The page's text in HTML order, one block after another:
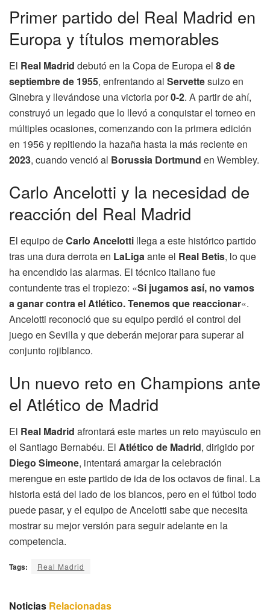
Primer partido del Real Madrid en
Europa y títulos memorables
El Real Madrid debutó en la Copa de Europa el 8 de
septiembre de 1955, enfrentando al Servettesuizo en
Ginebra y llevándose una victoria por0-2. A partir de ahí,
construyó un legado que lo llevó a conquistar el torneo en
múltiples ocasiones, comenzando con la primera edición
en 1956 y repitiendo la hazaña hasta la más reciente en
2023, cuando venció al Borussia Dortmund en Wembley.
Carlo Ancelotti y la necesidad de
reacción del Real Madrid
El equipo deCarlo Ancelotti llega a este histórico partido
tras una dura derrota en LaLigaante el Real Betis, lo que
ha encendido las alarmas. El técnico italiano fue
contundente tras el tropiezo: «Si jugamos así, no vamos
a ganar contra el Atlético. Tenemos que reaccionar«.
Ancelotti reconoció que su equipo perdió el control del
juego en Sevilla y que deberán mejorar para superar al
conjunto rojiblanco.
Un nuevo reto en Champions ante
el Atlético de Madrid
El Real Madrid afrontará este martes un reto mayúsculo en
el Santiago Bernabéu. El Atlético de Madrid, dirigido por
Diego Simeone, intentará amargar la celebración
merengue en este partido de ida de los octavos de final. La
historia está del lado de los blancos, pero en el fútbol todo
puede pasar, y el equipo de Ancelotti sabe que necesita
mostrar su mejor versión para seguir adelante en la
competencia.
Tags: Real Madrid
Noticias Relacionadas